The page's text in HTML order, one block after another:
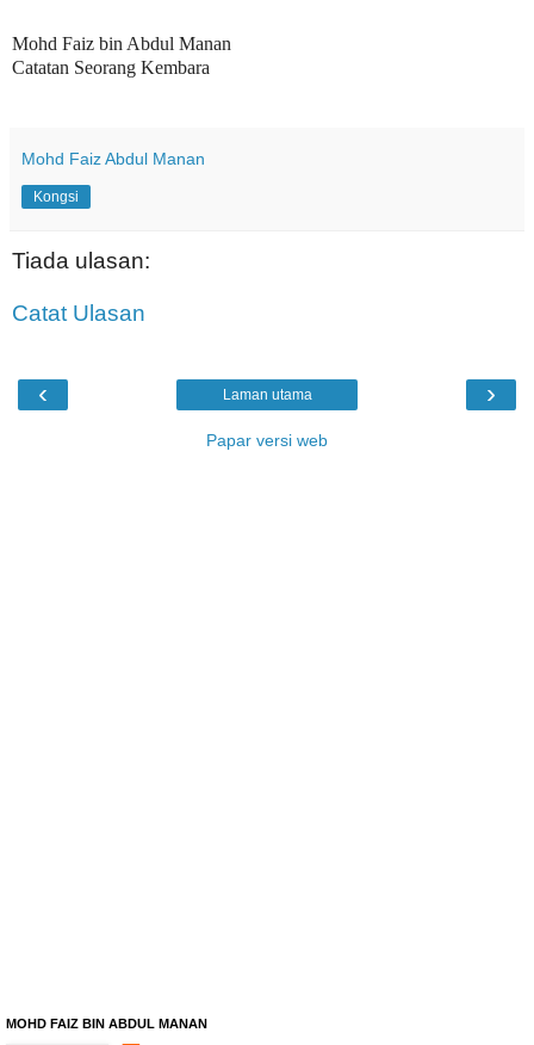
Mohd Faiz bin Abdul Manan
Catatan Seorang Kembara
Mohd Faiz Abdul Manan
Kongsi
Tiada ulasan:
Catat Ulasan
‹ ›
Laman utama
Papar versi web
MOHD FAIZ BIN ABDUL MANAN